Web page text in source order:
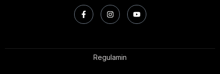
Regulamin